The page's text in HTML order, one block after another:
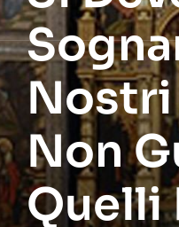
Nostri
Non
Quelli